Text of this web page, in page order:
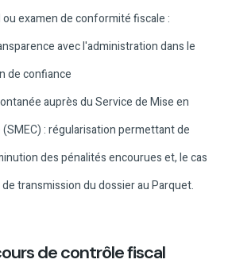
examen de conformité fiscale :
avec l'administration dans le
de confiance
auprès du Service de Mise en
: régularisation permettant de
des pénalités encourues et, le cas
transmission du dossier au Parquet.
de contrôle fiscal